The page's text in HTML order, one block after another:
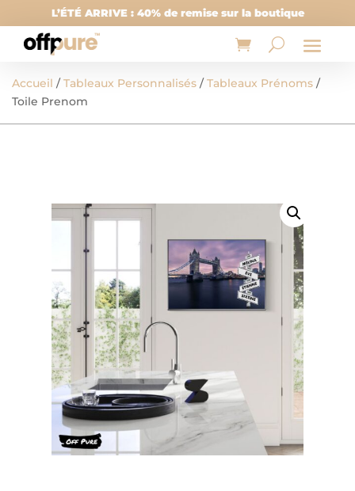
L’ÉTÉ ARRIVE : 40% de remise sur la boutique
Accueil /Tableaux Personnalisés /Tableaux Prénoms /
Toile Prenom